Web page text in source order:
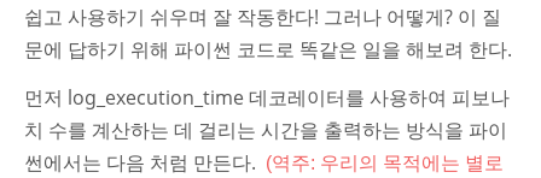
쉽고 사용하기 쉬우며 잘 작동한다! 그러나 어떻게? 이 질
문에 답하기 위해 파이썬 코드로 똑같은 일을 해보려 한다.
먼저 log_execution_time 데코레이터를 사용하여 피보나
치 수를 계산하는 데 걸리는 시간을 출력하는 방식을 파이
썬에서는 다음 처럼 만든다. (역주: 우리의 목적에는 별로